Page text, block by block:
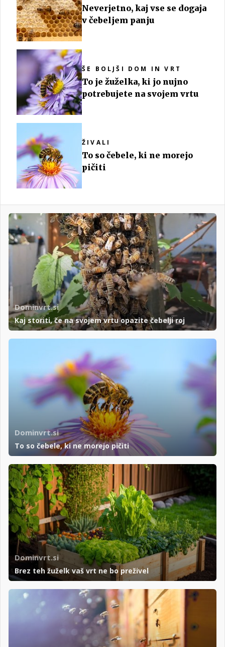
Neverjetno, kaj vse se dogaja
v čebeljem panju
ŠE BOLJŠI DOM IN VRT
To je žuželka, ki jo nujno
potrebujete na svojem vrtu
ŽIVALI
To so čebele, ki ne morejo
pičiti
Dominvrt.si
Kaj storiti, če na svojem vrtu opazite čebelji roj
Dominvrt.si
To so čebele, ki ne morejo pičiti
Dominvrt.si
Brez teh žuželk vaš vrt ne bo preživel